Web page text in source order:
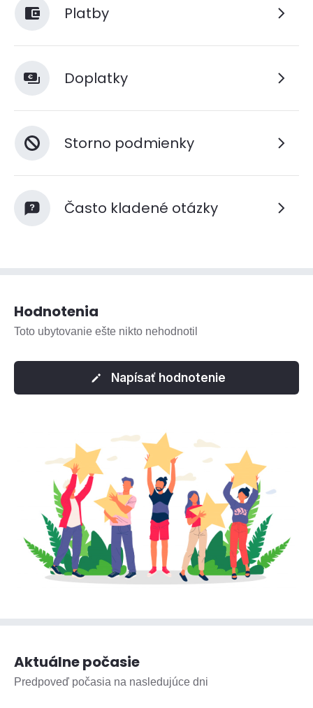
Platby
Doplatky
Storno podmienky
Často kladené otázky
Hodnotenia
Toto ubytovanie ešte nikto nehodnotil
Napísať hodnotenie
Aktuálne počasie
Predpoveď počasia na nasledujúce dni